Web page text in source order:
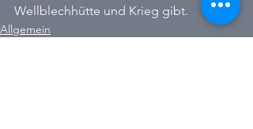
Wellblechhütte und Krieg gibt.
Allgemein